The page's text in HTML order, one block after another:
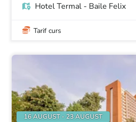
Hotel Termal - Baile Felix
Tarif curs
16 AUGUST - 23 AUGUST